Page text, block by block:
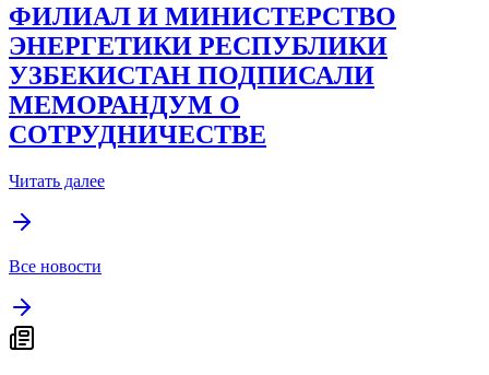
ФИЛИАЛ И МИНИСТЕРСТВО
ЭНЕРГЕТИКИ РЕСПУБЛИКИ
УЗБЕКИСТАН ПОДПИСАЛИ
МЕМОРАНДУМ О
СОТРУДНИЧЕСТВЕ
Читать далее
Все новости